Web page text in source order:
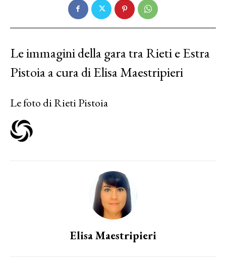
Le immagini della gara tra Rieti e Estra
Pistoia a cura di Elisa Maestripieri
Le foto di Rieti Pistoia
Elisa Maestripieri